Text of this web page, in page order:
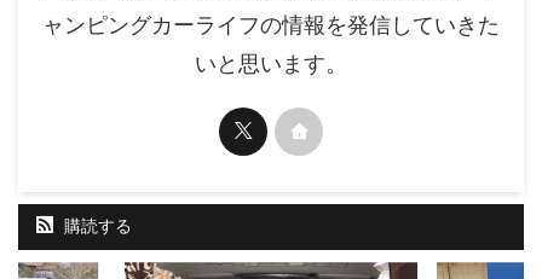
ャンピングカーライフの情報を発信していきた
いと思います。
購読する